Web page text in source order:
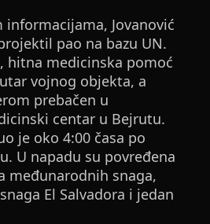
Jovanović
pao na bazu UN.
hitna medicinska pomoć
vojnog objekta, a
prebačen u
centar u Bejrutu.
je oko 4:00 časa po
U napadu su povređena
međunarodnih snaga,
El Salvadora i jedan